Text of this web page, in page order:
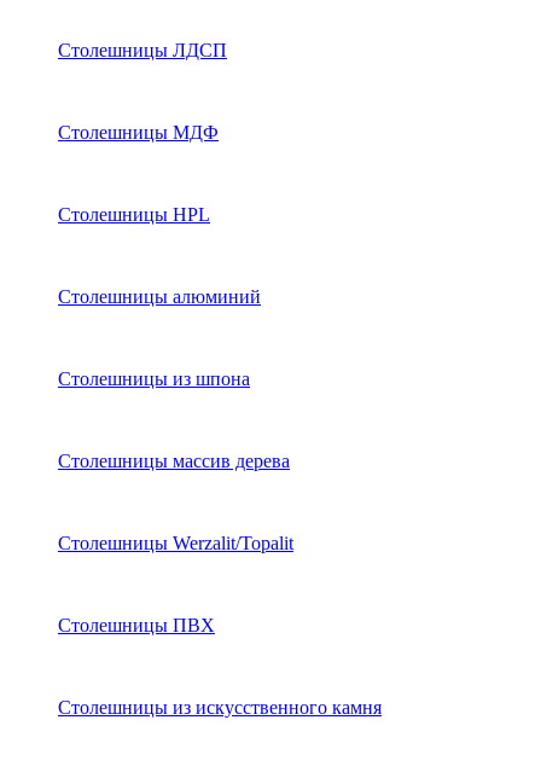
Столешницы ЛДСП
Столешницы МДФ
Столешницы HPL
Столешницы алюминий
Столешницы из шпона
Столешницы массив дерева
Столешницы Werzalit/Topalit
Столешницы ПВХ
Столешницы из искусственного камня